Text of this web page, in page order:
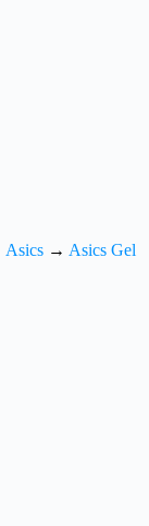
Asics → Asics Gel